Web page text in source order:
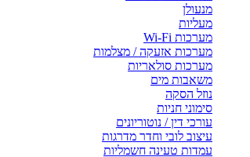
מנעולן
מעליות
מערכות Wi-Fi
מערכות אזעקה / מצלמות
מערכות סולאריות
משאבות מים
נוזל הסקה
סימוני חניות
עורכי דין / נוטוריונים
עיצוב לובי וחדר מדרגות
עמדות טעינה חשמליות